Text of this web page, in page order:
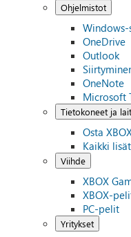
Ohjelmistot
Windows-
OneDrive
Outlook
OneNote
Microsoft
Tietokoneet ja
Osta
Kaikki
Viihde
XBOX
XBOX-
PC-pelit
Yritykset